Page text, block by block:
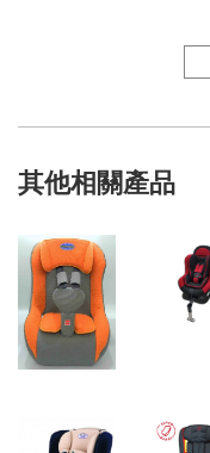
其他相關產品